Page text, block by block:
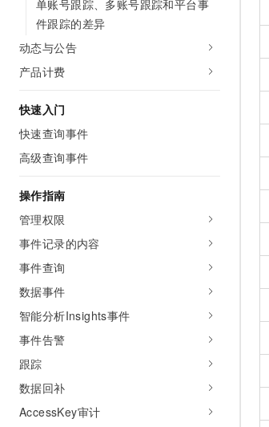
单账号跟踪、多账号跟踪和平台事
件跟踪的差异
动态与公告
产品计费
快速入门
快速查询事件
高级查询事件
操作指南
管理权限
事件记录的内容
事件查询
数据事件
智能分析Insights事件
事件告警
跟踪
数据回补
AccessKey审计